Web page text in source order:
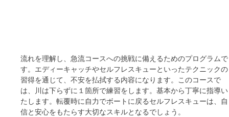
流れを理解し、急流コースへの挑戦に備えるためのプログラムで
す。エディーキャッチやセルフレスキューといったテクニックの
習得を通じて、不安を払拭する内容になります。このコースで
は、川は下らずに１箇所で練習をします。基本から丁寧に指導い
たします。転覆時に自力でボートに戻るセルフレスキューは、自
信と安心をもたらす大切なスキルとなるでしょう。